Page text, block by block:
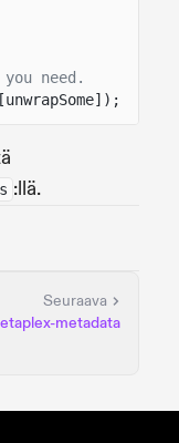
need.
:llä.
Seuraava
metadata